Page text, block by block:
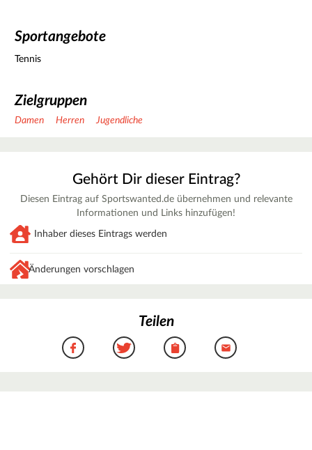
Sportangebote
Tennis
Zielgruppen
Damen Herren Jugendliche
Gehört Dir dieser Eintrag?
Diesen Eintrag auf Sportswanted.de übernehmen und relevante
Informationen und Links hinzufügen!
Inhaber dieses Eintrags werden
Änderungen vorschlagen
Teilen